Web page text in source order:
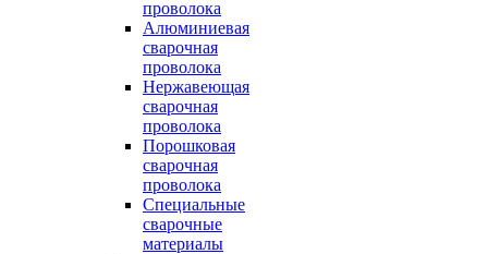
проволока
Алюминиевая
сварочная
проволока
Нержавеющая
сварочная
проволока
Порошковая
сварочная
проволока
Специальные
сварочные
материалы